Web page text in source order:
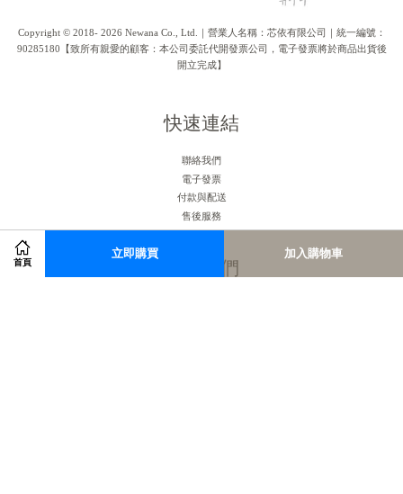
首頁
立即購買 加入購物車
Copyright © 2018- 2026 Newana Co., Ltd.｜營業人名稱：芯依有限公司｜統一編號：
90285180【致所有親愛的顧客：本公司委託代開發票公司，電子發票將於商品出貨後
開立完成】
快速連結
聯絡我們
電子發票
付款與配送
售後服務
關注我們